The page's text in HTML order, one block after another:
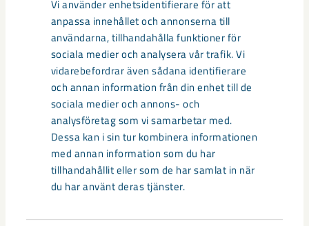
Vi använder enhetsidentifierare för att
anpassa innehållet och annonserna till
användarna, tillhandahålla funktioner för
sociala medier och analysera vår trafik. Vi
vidarebefordrar även sådana identifierare
och annan information från din enhet till de
sociala medier och annons- och
analysföretag som vi samarbetar med.
Dessa kan i sin tur kombinera informationen
med annan information som du har
tillhandahållit eller som de har samlat in när
du har använt deras tjänster.
mätplintar och satellitavläsningar. Redovisas i cm
rörelse, och i promilles ändring mellan mätplintar.
Seismiska händelser
Läs mer om varför det skakar i berget, vad vi
gör för att minimera skakningarna samt
frågor och svar om seismik.